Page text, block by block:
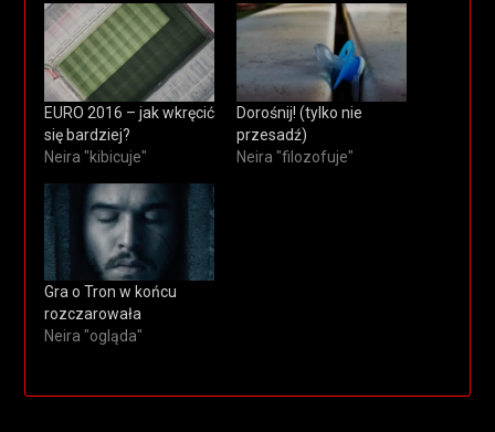
EURO 2016 – jak wkręcić
się bardziej?
Neira "kibicuje"
Dorośnij! (tylko nie
przesadź)
Neira "filozofuje"
Gra o Tron w końcu
rozczarowała
Neira "ogląda"